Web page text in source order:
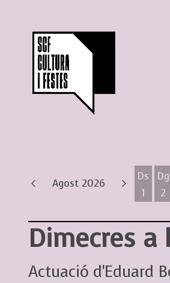
Agost 2026
Ds
1
Dg
2
Dimecres a
Actuació d'Eduard